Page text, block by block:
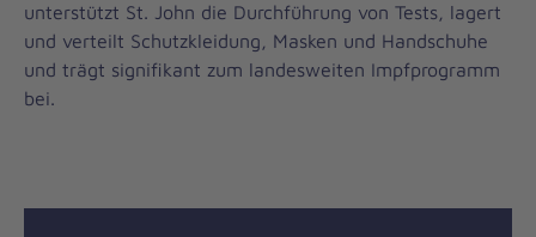
unterstützt St. John die Durchführung von Tests, lagert
und verteilt Schutzkleidung, Masken und Handschuhe
und trägt signifikant zum landesweiten Impfprogramm
bei.